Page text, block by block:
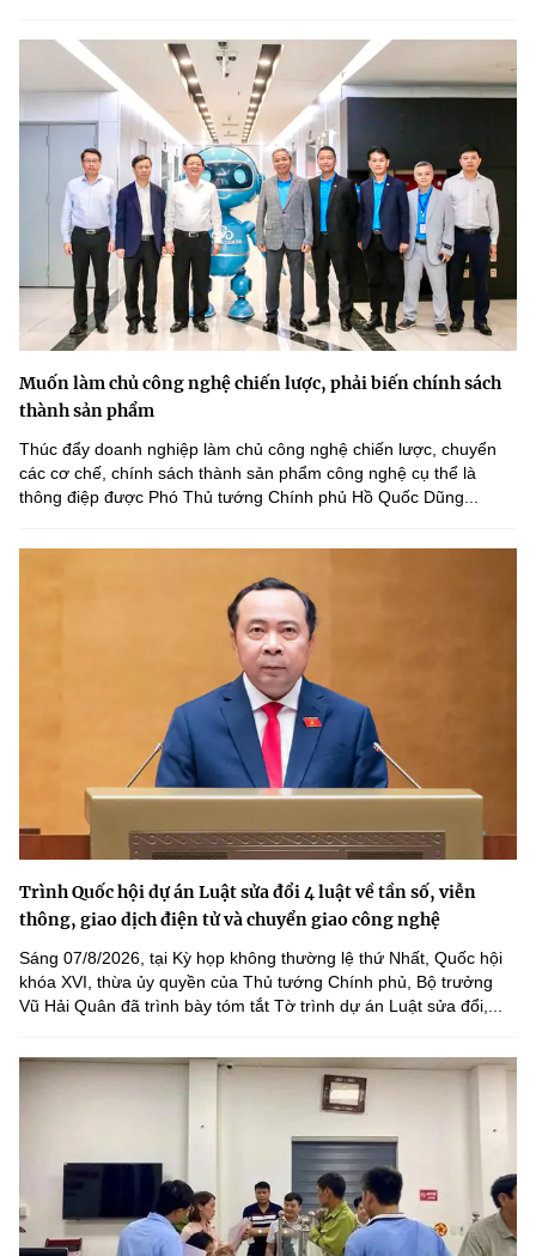
Muốn làm chủ công nghệ chiến lược, phải biến chính sách
thành sản phẩm
Thúc đẩy doanh nghiệp làm chủ công nghệ chiến lược, chuyển
các cơ chế, chính sách thành sản phẩm công nghệ cụ thể là
thông điệp được Phó Thủ tướng Chính phủ Hồ Quốc Dũng...
Trình Quốc hội dự án Luật sửa đổi 4 luật về tần số, viễn
thông, giao dịch điện tử và chuyển giao công nghệ
Sáng 07/8/2026, tại Kỳ họp không thường lệ thứ Nhất, Quốc hội
khóa XVI, thừa ủy quyền của Thủ tướng Chính phủ, Bộ trưởng
Vũ Hải Quân đã trình bày tóm tắt Tờ trình dự án Luật sửa đổi,...